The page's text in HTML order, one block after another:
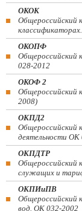
ОКОК
Общероссийский
ОКОПФ
Общероссийский
028-2012
ОКОФ 2
Общероссийский
2008)
ОКПД2
Общероссийский
деятельности
ОКПДТР
Общероссийский
служащих и
ОКПИиПВ
Общероссийский
вод. ОК 032-2002